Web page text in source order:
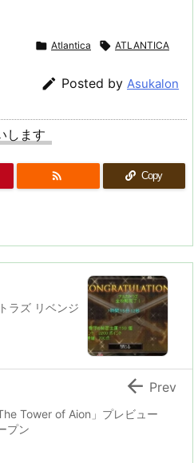
 Atlantica  ATLANTICA
 Posted by Asukalon
します
 Copy
ラズ リベンジ
Tower of Aion」プレビュー
プン
 Prev